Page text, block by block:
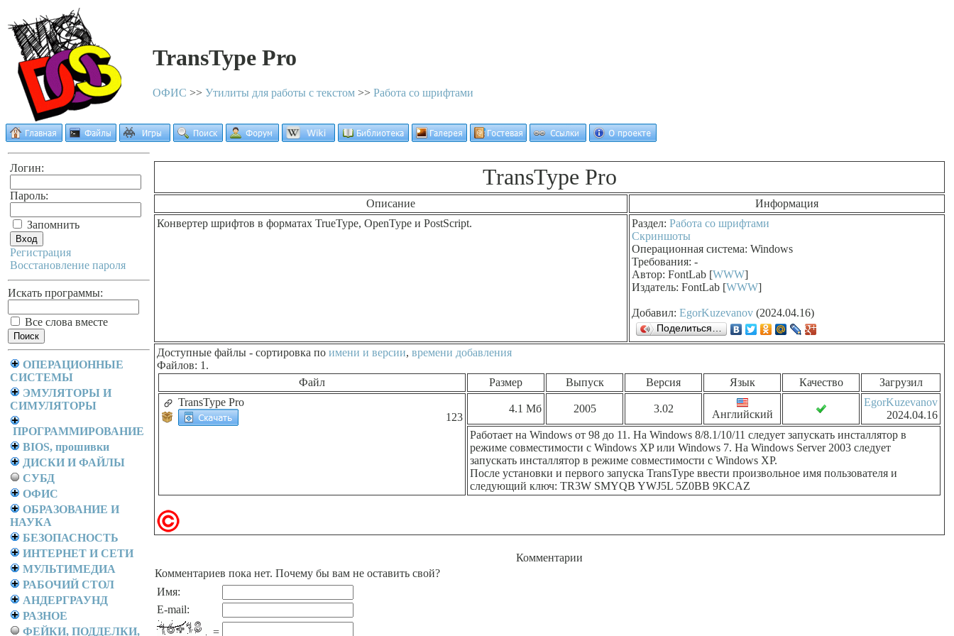
TransType Pro
ОФИС >> Утилиты для работы с текстом >> Работа со шрифтами
Логин:
Пароль:
Запомнить
Регистрация
Восстановление пароля
Искать программы:
Все слова вместе
ОПЕРАЦИОННЫЕ
СИСТЕМЫ
ЭМУЛЯТОРЫ И
СИМУЛЯТОРЫ
ПРОГРАММИРОВАНИЕ
BIOS, прошивки
ДИСКИ И ФАЙЛЫ
СУБД
ОФИС
ОБРАЗОВАНИЕ И
НАУКА
БЕЗОПАСНОСТЬ
ИНТЕРНЕТ И СЕТИ
МУЛЬТИМЕДИА
РАБОЧИЙ СТОЛ
АНДЕРГРАУНД
РАЗНОЕ
ФЕЙКИ, ПОДДЕЛКИ,
TransType Pro
Описание
Информация
Конвертер шрифтов в форматах TrueType, OpenType и PostScript.
Раздел: Работа со шрифтами
Скриншоты
Операционная система: Windows
Требования: -
Автор: FontLab [WWW]
Издатель: FontLab [WWW]
Добавил: EgorKuzevanov (2024.04.16)
Поделиться…
Доступные файлы - сортировка по имени и версии, времени добавления
Файлов: 1.
Файл
Размер Выпуск Версия Язык Качество
Загрузил
TransType Pro
123
4.1 Мб 2005 3.02 Английский
EgorKuzevanov
2024.04.16
Работает на Windows от 98 до 11. На Windows 8/8.1/10/11 следует запускать инсталлятор в
режиме совместимости с Windows XP или Windows 7. На Windows Server 2003 следует
запускать инсталлятор в режиме совместимости с Windows XP.
После установки и первого запуска TransType ввести произвольное имя пользователя и
следующий ключ: TR3W SMYQB YWJ5L 5Z0BB 9KCAZ
Комментарии
Комментариев пока нет. Почему бы вам не оставить свой?
Имя:
E-mail:
=